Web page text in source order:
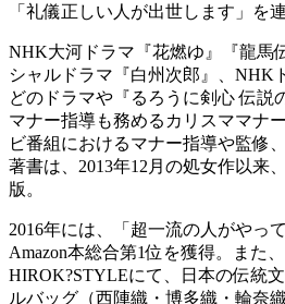
「礼儀正しい人が出世します」を連
NHK大河ドラマ『花燃ゆ』『龍馬
シャルドラマ『白州次郎』、NHK
どのドラマや『るろうに剣心 伝説
マナー指導も務めるカリスママナ
ビ番組におけるマナー指導や監修
著書は、2013年12月の処女作以来
版。
2016年には、「超一流の人がやっ
Amazon本総合第1位を獲得。また
HIROK?STYLEにて、日本の伝統
ルバッグ（西陣織・博多織・輪奈